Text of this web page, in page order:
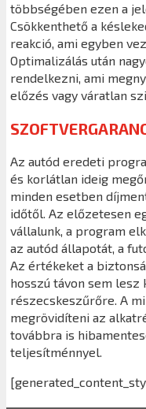
többségében ezen a
Csökkenthető a
reakció, ami egyben
Optimalizálás után
rendelkezni, ami
előzés vagy váratlan
Az autód eredeti
és korlátlan ideig
minden esetben
időtől. Az előzetesen
vállalunk, a program
az autód állapotát, a
Az értékeket a
hosszú távon sem lesz
részecskeszűrőre. A
megrövidíteni az
továbbra is
teljesítménnyel.